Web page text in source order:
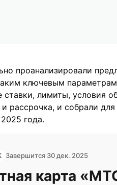
проанализировали
ключевым
ставки, лимиты, условия
рассрочка, и собрали
года.
Завершится 30 дек. 2025
карта